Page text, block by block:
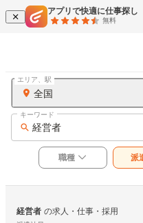
アプリで快適に仕事探し
無料
全国
エリア、駅
経営者
キーワード
職種 派
経営者 の求人・仕事・採用